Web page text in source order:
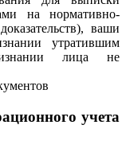
на нормативно-
ваши
утратившим
лица не
учета